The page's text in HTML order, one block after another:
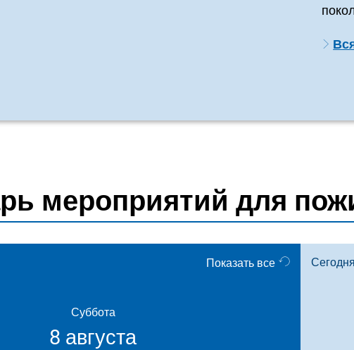
мероприятий для
Показать все
Суббота
8 августа
Сегодня